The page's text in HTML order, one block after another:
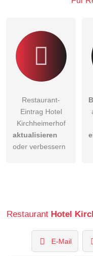
Restaurant-
Eintrag Hotel
Kirchheimerhof
aktualisieren
oder verbessern
Restaurant Hotel
E-Mail